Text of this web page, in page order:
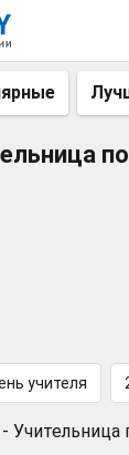
учителя
Учительница